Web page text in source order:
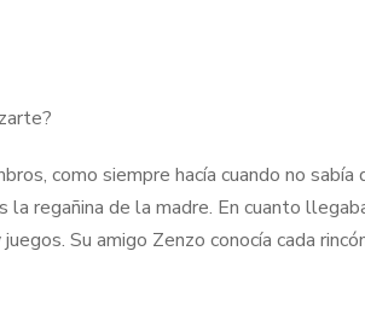
como siempre hacía cuando no sabía
la regañina de la madre. En cuanto
Su amigo Zenzo conocía cada